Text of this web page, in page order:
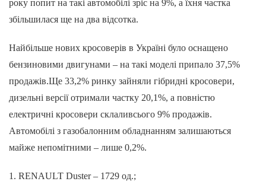
року попит на такі автомобілі зріс на 9%, а їхня частка
збільшилася ще на два відсотка.
Найбільше нових кросоверів в Україні було оснащено
бензиновими двигунами – на такі моделі припало 37,5%
продажів.Ще 33,2% ринку зайняли гібридні кросовери,
дизельні версії отримали частку 20,1%, а повністю
електричні кросовери склаливсього 9% продажів.
Автомобілі з газобалонним обладнанням залишаються
майже непомітними – лише 0,2%.
1. RENAULT Duster – 1729 од.;